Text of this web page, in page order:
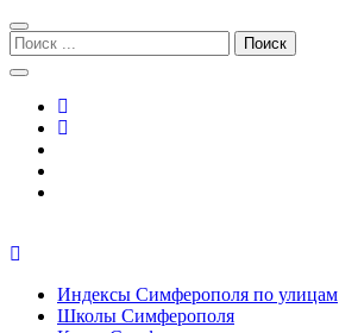
Перейти
к
навигации
Перейти
к
содержимому
Поиск:
Индексы Симферополя по улицам
Школы Симферополя